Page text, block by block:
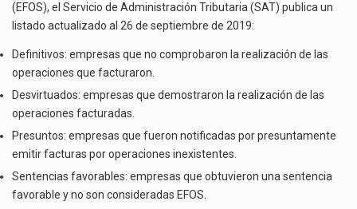
(EFOS), el Servicio de Administración Tributaria (SAT) publica un
listado actualizado al 26 de septiembre de 2019:
Definitivos: empresas que no comprobaron la realización de las
operaciones que facturaron.
Desvirtuados: empresas que demostraron la realización de las
operaciones facturadas.
Presuntos: empresas que fueron notificadas por presuntamente
emitir facturas por operaciones inexistentes.
Sentencias favorables: empresas que obtuvieron una sentencia
favorable y no son consideradas EFOS.